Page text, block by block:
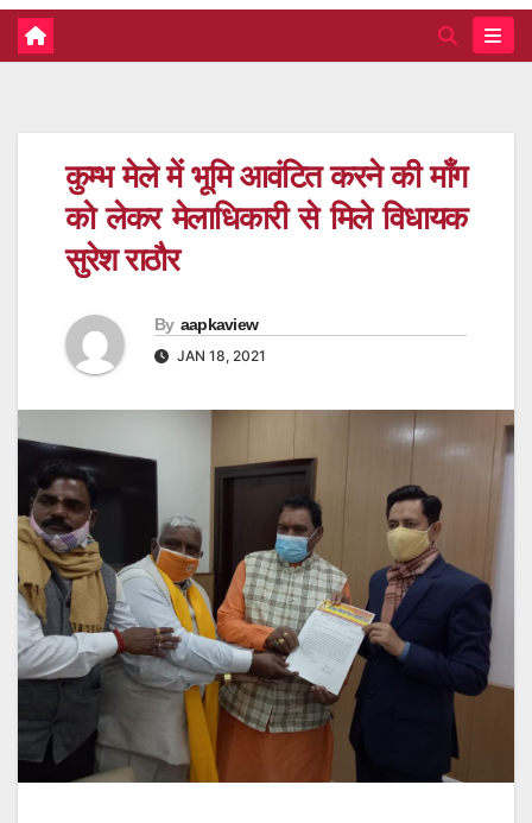
कुम्भ मेले में भूमि आवंटित करने की माँग
को लेकर मेलाधिकारी से मिले विधायक
सुरेश राठौर
By aapkaview
JAN 18, 2021